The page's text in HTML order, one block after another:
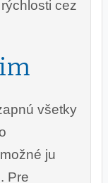
cez
všetky
ju
Pre